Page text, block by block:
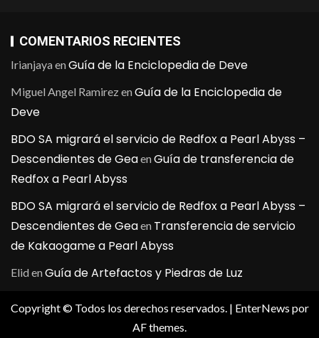
COMENTARIOS RECIENTES
IrianjayaenGuía de la Enciclopedia de Deve
Miguel Angel RamirezenGuía de la Enciclopedia de
Deve
BDO SA migrará el servicio de Redfox a Pearl Abyss –
Descendientes de GeaenGuía de transferencia de
Redfox a Pearl Abyss
BDO SA migrará el servicio de Redfox a Pearl Abyss –
Descendientes de Geaen Transferencia de servicio
de Kakaogame a Pearl Abyss
ElidenGuía de Artefactos y Piedras de Luz
Copyright © Todos los derechos reservados. | EnterNews por
AF themes.